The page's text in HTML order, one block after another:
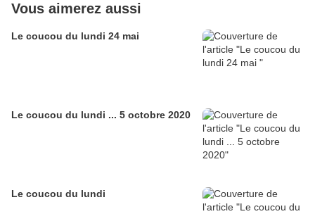
Vous aimerez aussi
Le coucou du lundi 24 mai
Le coucou du lundi ... 5 octobre 2020
Le coucou du lundi